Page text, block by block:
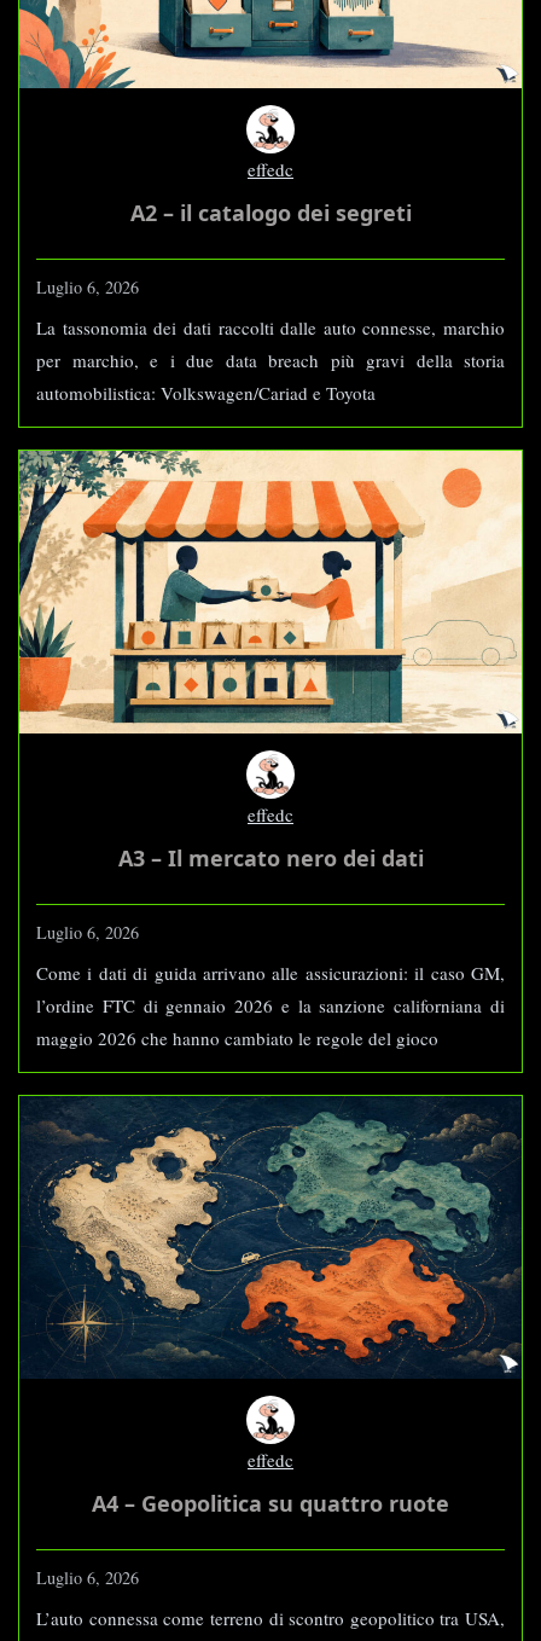
effedc
A2 – il catalogo dei segreti
Luglio 6, 2026
La tassonomia dei dati raccolti dalle auto connesse, marchio
per marchio, e i due data breach più gravi della storia
automobilistica: Volkswagen/Cariad e Toyota
effedc
A3 – Il mercato nero dei dati
Luglio 6, 2026
Come i dati di guida arrivano alle assicurazioni: il caso GM,
l’ordine FTC di gennaio 2026 e la sanzione californiana di
maggio 2026 che hanno cambiato le regole del gioco
effedc
A4 – Geopolitica su quattro ruote
Luglio 6, 2026
L’auto connessa come terreno di scontro geopolitico tra USA,